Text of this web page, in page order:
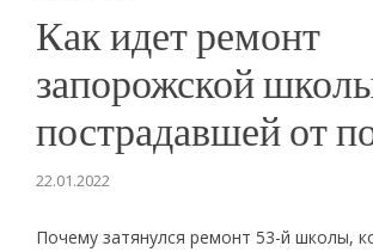
Как идет ремонт
запорожской
пострадавшей от
22.01.2022
Почему затянулся ремонт 53-й школы,